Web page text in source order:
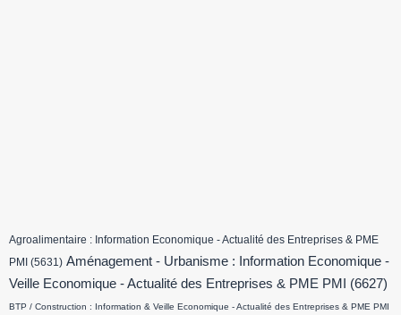
Agroalimentaire : Information Economique - Actualité des Entreprises & PME
PMI (5631) Aménagement - Urbanisme : Information Economique -
Veille Economique - Actualité des Entreprises & PME PMI
(6627)
BTP / Construction : Information & Veille Economique - Actualité des Entreprises & PME PMI